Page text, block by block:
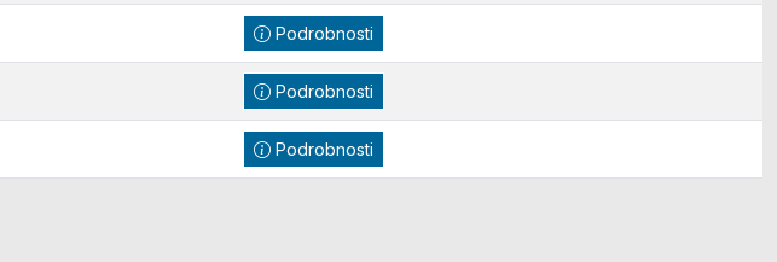
Podrobnosti
Podrobnosti
Podrobnosti